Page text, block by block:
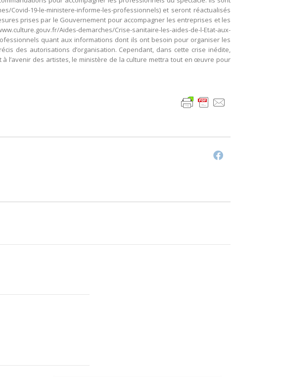
Covid-19-le-ministere-informe-les-professionnels) et seront réactualisés
prises par le Gouvernement pour accompagner les entreprises et les
Aides-demarches/Crise-sanitaire-les-aides-de-l-Etat-aux-
quant aux informations dont ils ont besoin pour organiser les
des autorisations d’organisation. Cependant, dans cette crise inédite,
l’avenir des artistes, le ministère de la culture mettra tout en œuvre pour